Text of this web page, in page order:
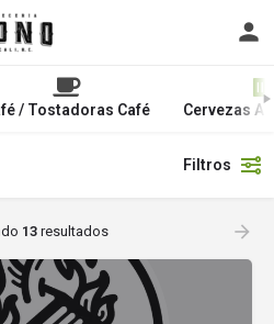
/ Tostadoras Café Cervezas
Filtros
13 resultados